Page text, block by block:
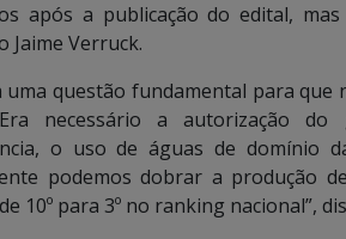
após a publicação do edital,
Jaime Verruck.
uma questão fundamental para
necessário a autorização
o uso de águas de domínio
podemos dobrar a produção
10º para 3º no ranking nacional”,